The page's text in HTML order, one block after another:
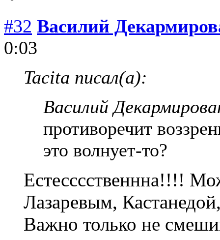
#32 Василий
0:03
Tacita писал(а):
Василий
противоречит
это волнует-то?
Естесссственнна!!!!
Лазаревым,
Важно только не